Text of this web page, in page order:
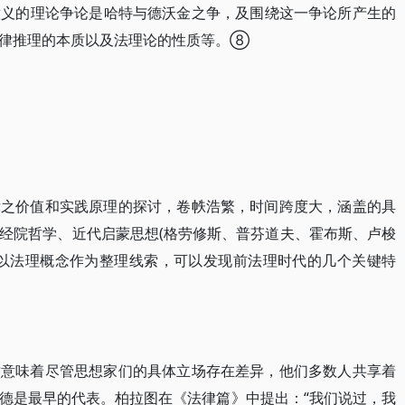
的理论争论是哈特与德沃金之争，及围绕这一争论所产生的
推理的本质以及法理论的性质等。⑧
价值和实践原理的探讨，卷帙浩繁，时间跨度大，涵盖的具
院哲学、近代启蒙思想(格劳修斯、普芬道夫、霍布斯、卢梭
法理概念作为整理线索，可以发现前法理时代的几个关键特
味着尽管思想家们的具体立场存在差异，他们多数人共享着
是最早的代表。柏拉图在《法律篇》中提出：“我们说过，我